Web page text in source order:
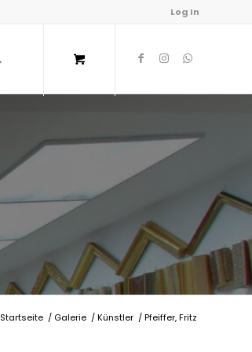
Log In
Startseite / Galerie /Künstler /Pfeiffer, Fritz